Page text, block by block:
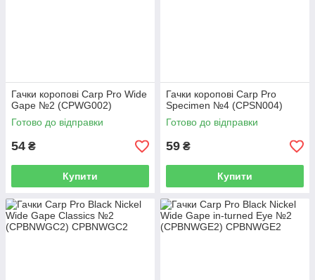
Гачки коропові Carp Pro Wide
Gape №2 (CPWG002)
Готово до відправки
54 ₴
Купити
Гачки коропові Carp Pro
Specimen №4 (CPSN004)
Готово до відправки
59 ₴
Купити